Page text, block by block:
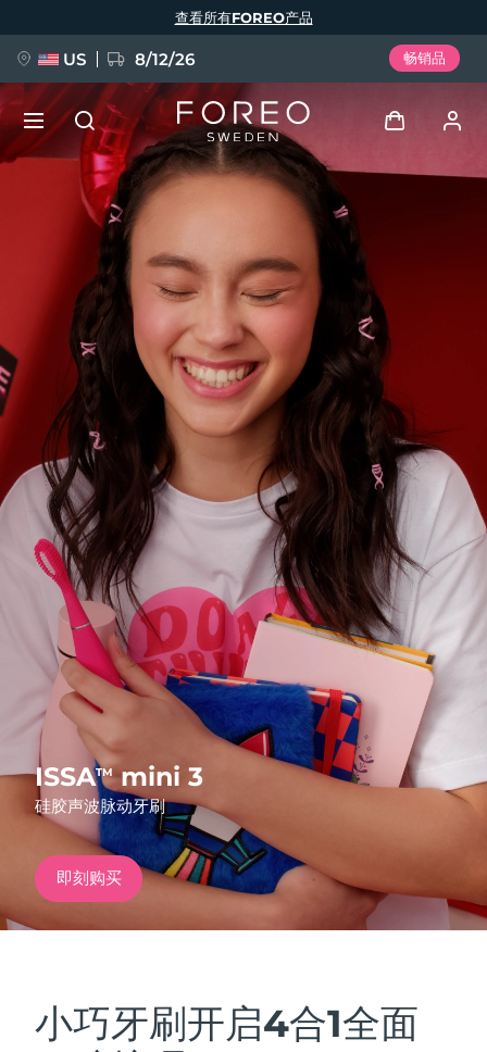
ISSATMmini 3
硅胶声波脉动牙刷
即刻购买
小巧牙刷开启4合1全面
查看所有FOREO产品
US 8/12/26 畅销品
我的设备
我的订单
我的地址
我的订阅
FAQ™ Pure Beauty-Tech Elixir
BREAKING NEWS
issa™ Teeth Whitening Set
FAQ™ Dual LED Panel
热门产品
特别优惠 畅销产品
红光疗法
English Deutsch
Español
Français
Italiano
Português
Polski
Svenska
Русский
Türkçe
简体中文 繁體中文
发货国家
美国 预计送达日期 12/08/2026
英国 预计送达日期11/08/2026
西班牙 预计送达日期11/08/2026
澳大利亚 预计送达日期 14/08/2026
法国 预计送达日期 11/08/2026
德国
加拿大 预计送达日期
奥地利 预计送达日期 11/08/2026